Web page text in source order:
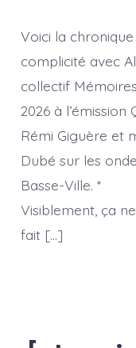
Voici la
complicité avec
collectif
2026 à
Rémi Giguère et
Dubé sur les
Basse-Ville. * *
Visiblement, ça
fait […]